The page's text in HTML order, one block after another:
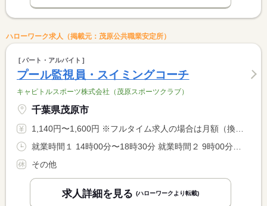
ハローワーク求人（掲載元：茂原公共職業安定所）
パート・アルバイト
プール監視員・スイミングコーチ
キャピトルスポーツ株式会社（茂原スポーツクラブ）
千葉県茂原市
1,140円〜1,600円 ※フルタイム求人の場合は月額（換算額）、パート求人の場合は時間額を表示しています。
その他
求人詳細を見る (ハローワークより転載)